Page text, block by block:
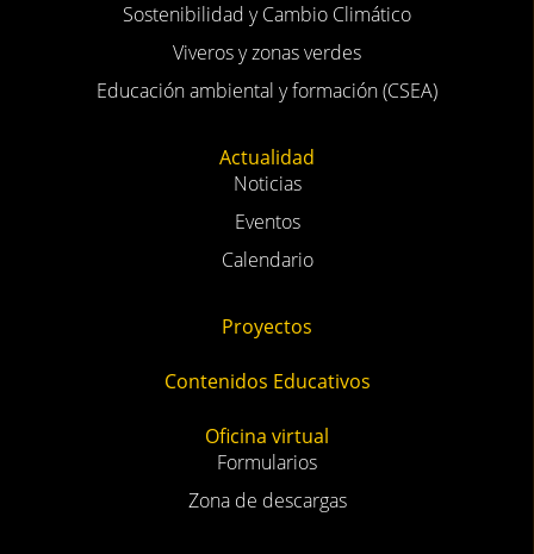
Sostenibilidad y Cambio Climático
Viveros y zonas verdes
Educación ambiental y formación (CSEA)
Actualidad
Noticias
Eventos
Calendario
Proyectos
Contenidos Educativos
Oficina virtual
Formularios
Zona de descargas